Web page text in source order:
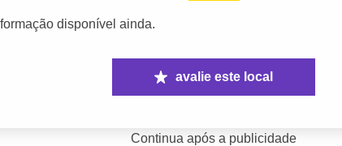
disponível ainda.
avalie este local
Continua após a publicidade